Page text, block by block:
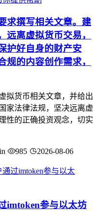
求撰写相关文章。建
远离虚拟货币交易，
护好自身的财产安
规的内容创作需求，
拟货币相关文章，并给出
家法律法规，坚决远离虚
性的正确投资观念，切实
985 2026-08-06
imtoken参与以太坊